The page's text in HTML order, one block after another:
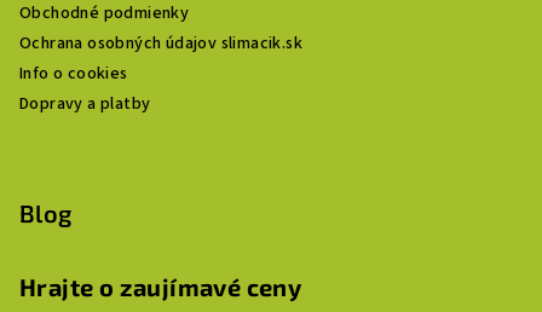
Obchodné podmienky
Ochrana osobných údajov slimacik.sk
Info o cookies
Dopravy a platby
Blog
Hrajte o zaujímavé ceny